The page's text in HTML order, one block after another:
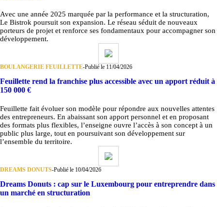
Avec une année 2025 marquée par la performance et la structuration,
Le Bistrok poursuit son expansion. Le réseau séduit de nouveaux
porteurs de projet et renforce ses fondamentaux pour accompagner son
développement.
BOULANGERIE FEUILLETTE-Publié le 11/04/2026
Feuillette rend la franchise plus accessible avec un apport réduit à
150 000 €
Feuillette fait évoluer son modèle pour répondre aux nouvelles attentes
des entrepreneurs. En abaissant son apport personnel et en proposant
des formats plus flexibles, l’enseigne ouvre l’accès à son concept à un
public plus large, tout en poursuivant son développement sur
l’ensemble du territoire.
DREAMS DONUTS-Publié le 10/04/2026
Dreams Donuts : cap sur le Luxembourg pour entreprendre dans
un marché en structuration